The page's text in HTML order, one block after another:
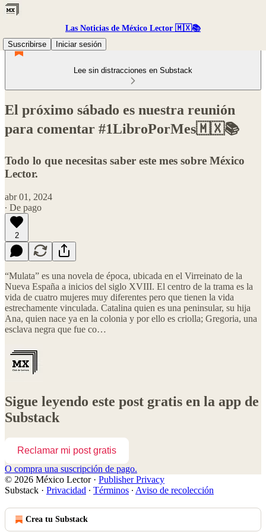
Las Noticias de México Lector 🇲🇽📚
Suscribirse
Iniciar sesión
Lee sin distracciones en Substack
El próximo sábado es nuestra reunión
para comentar #1LibroPorMes🇲🇽📚
Todo lo que necesitas saber este mes sobre México
Lector.
abr 01, 2024
∙ De pago
2
“Mulata” es una novela de época, ubicada en el Virreinato de la
Nueva España a inicios del siglo XVIII. El centro de la trama es la
vida de cuatro mujeres muy diferentes pero que tienen la vida
estrechamente vinculada. Catalina quien es una peninsular, su hija
Ana, quien nace ya en la colonia y por ello es criolla; Gregoria, una
esclava negra que fue co…
Sigue leyendo este post gratis en la app de
Substack
Reclamar mi post gratis
O compra una suscripción de pago.
© 2026 México Lector· Publisher Privacy
Substack · Privacidad ∙ Términos ∙ Aviso de recolección
Crea tu Substack